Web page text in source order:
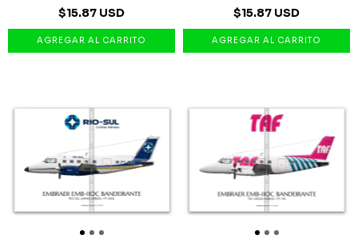
$15.87 USD $15.87 USD